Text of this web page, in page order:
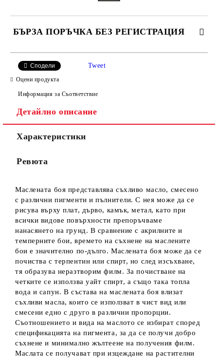
БЪРЗА ПОРЪЧКА БЕЗ РЕГИСТРАЦИЯ
Сподели Tweet
Оцени продукта
Информация за Съответствие
Детайлно описание
Характеристики
Ревюта
Маслената боя представлява съхливо масло, смесено
с различни пигменти и пълнители. С нея може да се
рисува върху плат, дърво, камък, метал, като при
всички видове повърхности препоръчваме
нанасянето на грунд. В сравнение с акрилните и
темперните бои, времето на съхнене на маслените
бои е значително по-дълго. Маслената боя може да се
почиства с терпентин или спирт, но след изсъхване,
тя образува неразтворим филм. За почистване на
четките се използва уайт спирт, а също така топла
вода и сапун. В състава на маслената боя влизат
съхливи масла, които се използват в чист вид или
смесени едно с друго в различни пропорции.
Съотношението и вида на маслото се избират според
спецификацията на пигмента, за да се получи добро
съхнене и минимално жълтеене на получения филм.
Маслата се получават при изцеждане на растителни